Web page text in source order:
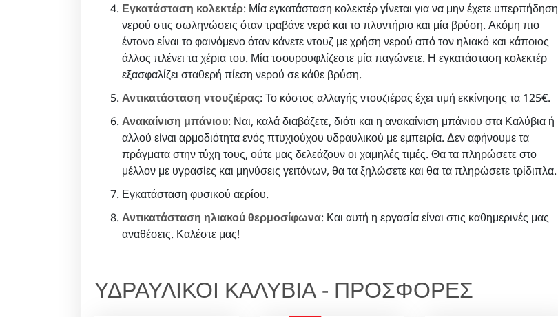
Εγκατάσταση κολεκτέρ: Μία εγκατάσταση κολεκτέρ γίνεται για να μην έχετε υπερπήδηση
νερού στις σωληνώσεις όταν τραβάνε νερά και το πλυντήριο και μία βρύση. Ακόμη πιο
έντονο είναι το φαινόμενο όταν κάνετε ντουζ με χρήση νερού από τον ηλιακό και κάποιος
άλλος πλένει τα χέρια του. Μία τσουρουφλίζεστε μία παγώνετε. Η εγκατάσταση κολεκτέρ
εξασφαλίζει σταθερή πίεση νερού σε κάθε βρύση.
Αντικατάσταση ντουζιέρας: Το κόστος αλλαγής ντουζιέρας έχει τιμή εκκίνησης τα 125€.
Ανακαίνιση μπάνιου: Ναι, καλά διαβάζετε, διότι και η ανακαίνιση μπάνιου στα Καλύβια ή
αλλού είναι αρμοδιότητα ενός πτυχιούχου υδραυλικού με εμπειρία. Δεν αφήνουμε τα
πράγματα στην τύχη τους, ούτε μας δελεάζουν οι χαμηλές τιμές. Θα τα πληρώσετε στο
μέλλον με υγρασίες και μηνύσεις γειτόνων, θα τα ξηλώσετε και θα τα πληρώσετε τρίδιπλα.
Εγκατάσταση φυσικού αερίου.
Αντικατάσταση ηλιακού θερμοσίφωνα: Και αυτή η εργασία είναι στις καθημερινές μας
αναθέσεις. Καλέστε μας!
ΥΔΡΑΥΛΙΚΟΙ ΚΑΛΥΒΙΑ - ΠΡΟΣΦΟΡΕΣ